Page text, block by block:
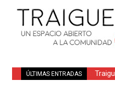
ÚLTIMAS ENTRADAS